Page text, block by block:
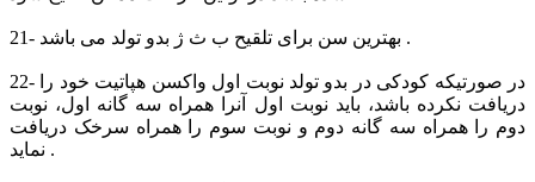
21- بهترین سن برای تلقیح ب ث ژ بدو تولد می باشد .
22- در صورتیکه کودکی در بدو تولد نوبت اول واکسن هپاتیت خود را
دریافت نکرده باشد، باید نوبت اول آنرا همراه سه گانه اول، نوبت
دوم را همراه سه گانه دوم و نوبت سوم را همراه سرخک دریافت
نماید .